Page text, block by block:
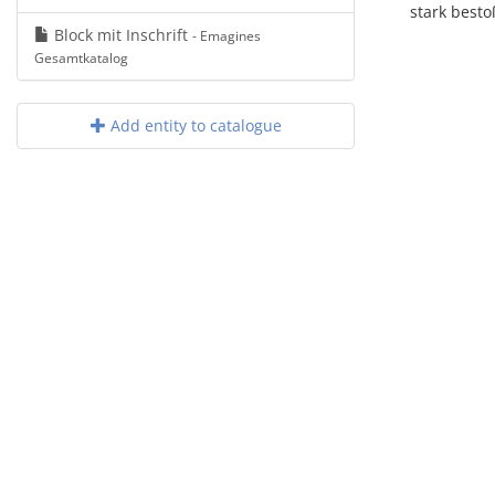
Block mit Inschrift - Emagines
Gesamtkatalog
Add entity to catalogue
stark